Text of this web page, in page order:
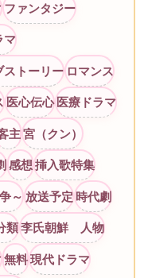
ファンタジー
マ
ストーリー ロマンス
医心伝心 医療ドラマ
主 宮（クン）
感想 挿入歌特集
～ 放送予定 時代劇
類 李氏朝鮮 人物
無料 現代ドラマ